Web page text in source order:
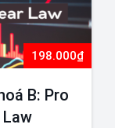
198.000₫
B: Pro
Law